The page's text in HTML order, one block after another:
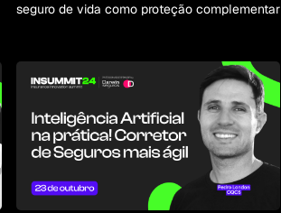
seguro de vida como proteção complementar